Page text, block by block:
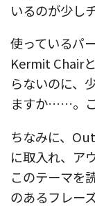
いるのが少し
使っているパ
Kermit Chair
らないのに、
ますか……。こ
ちなみに、
に取入れ、ア
このテーマを
のあるフレー